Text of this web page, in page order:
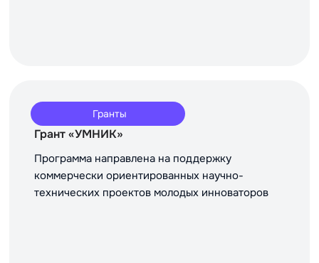
Гранты
Грант «УМНИК»
Программа направлена на поддержку
коммерчески ориентированных научно-
технических проектов молодых инноваторов